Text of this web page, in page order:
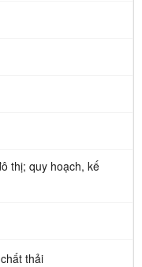
thị; quy hoạch, kế
thải